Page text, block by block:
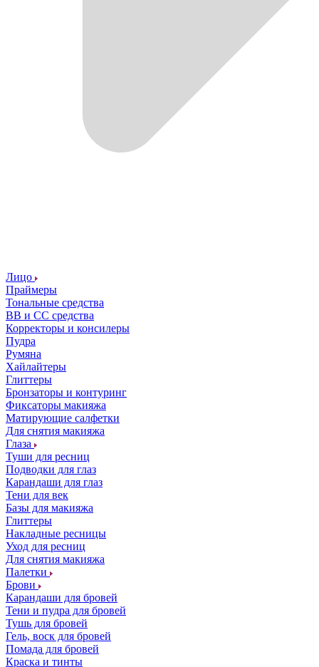
Лицо
Праймеры
Тональные средства
ВВ и СС средства
Корректоры и консилеры
Пудра
Румяна
Хайлайтеры
Глиттеры
Бронзаторы и контуринг
Фиксаторы макияжа
Матирующие салфетки
Для снятия макияжа
Глаза
Туши для ресниц
Подводки для глаз
Карандаши для глаз
Тени для век
Базы для макияжа
Глиттеры
Накладные ресницы
Уход для ресниц
Для снятия макияжа
Палетки
Брови
Карандаши для бровей
Тени и пудра для бровей
Тушь для бровей
Гель, воск для бровей
Помада для бровей
Краска и тинты